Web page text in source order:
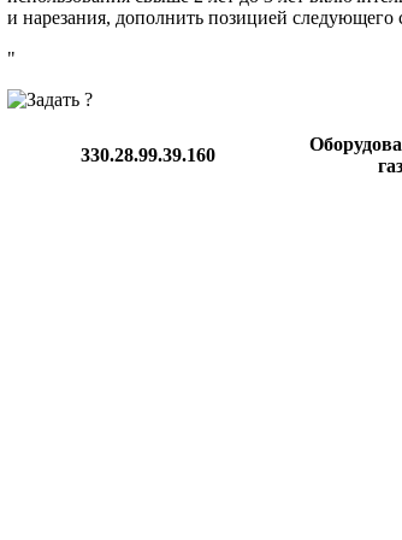
и нарезания, дополнить позицией следующего
"
330.28.99.39.160